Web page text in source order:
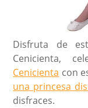
Disfruta de
Cenicienta,
Cenicienta con
una princesa
disfraces.